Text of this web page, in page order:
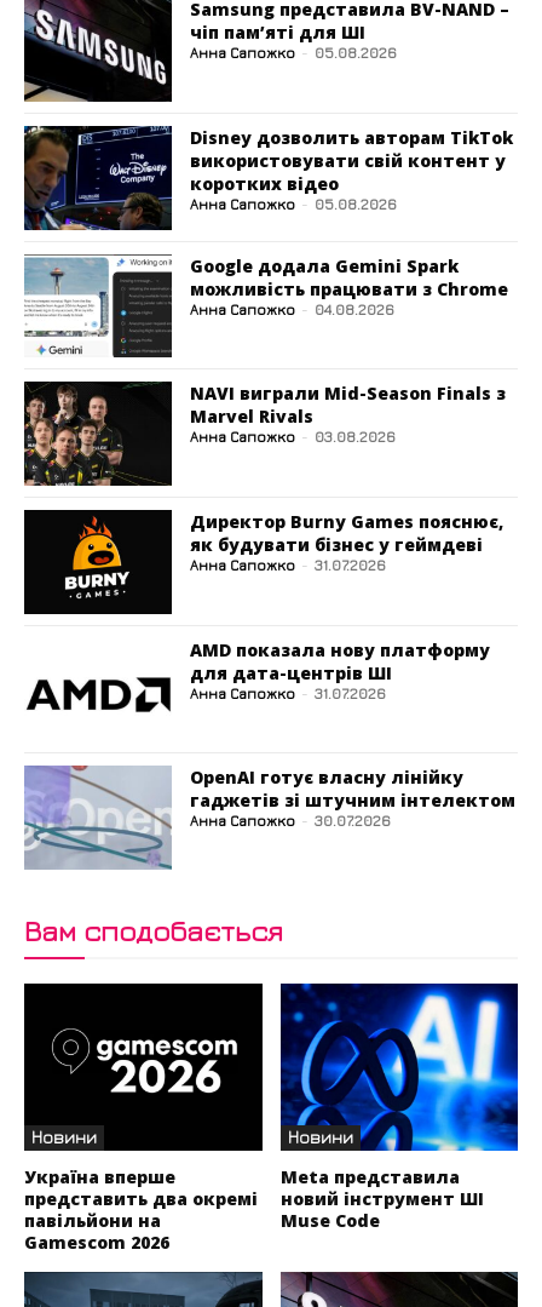
Samsung представила BV-NAND –
чіп пам’яті для ШІ
Анна Сапожко - 05.08.2026
Disney дозволить авторам TikTok
використовувати свій контент у
коротких відео
Анна Сапожко - 05.08.2026
Google додала Gemini Spark
можливість працювати з Chrome
Анна Сапожко - 04.08.2026
NAVI виграли Mid-Season Finals з
Marvel Rivals
Анна Сапожко - 03.08.2026
Директор Burny Games пояснює,
як будувати бізнес у геймдеві
Анна Сапожко - 31.07.2026
AMD показала нову платформу
для дата-центрів ШІ
Анна Сапожко - 31.07.2026
OpenAI готує власну лінійку
гаджетів зі штучним інтелектом
Анна Сапожко - 30.07.2026
Вам сподобається
Новини
Україна вперше
представить два окремі
павільйони на
Gamescom 2026
Новини
Meta представила
новий інструмент ШІ
Muse Code